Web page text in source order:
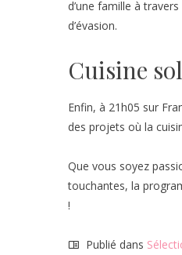
d’une famille à
d’évasion.
Cuisine
Enfin, à 21h05 sur
des projets où la
Que vous soyez
touchantes, la
!
Publié dans